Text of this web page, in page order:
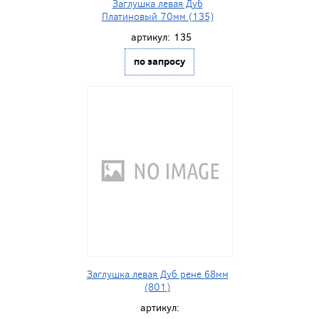
Заглушка левая Дуб
Платиновый 70мм (135)
артикул: 135
по запросу
Заглушка левая Дуб рене 68мм
(801)
артикул: